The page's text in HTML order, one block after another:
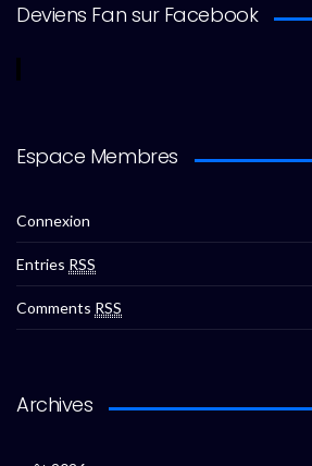
Deviens Fan sur Facebook
Espace Membres
Connexion
Entries RSS
Comments RSS
Archives